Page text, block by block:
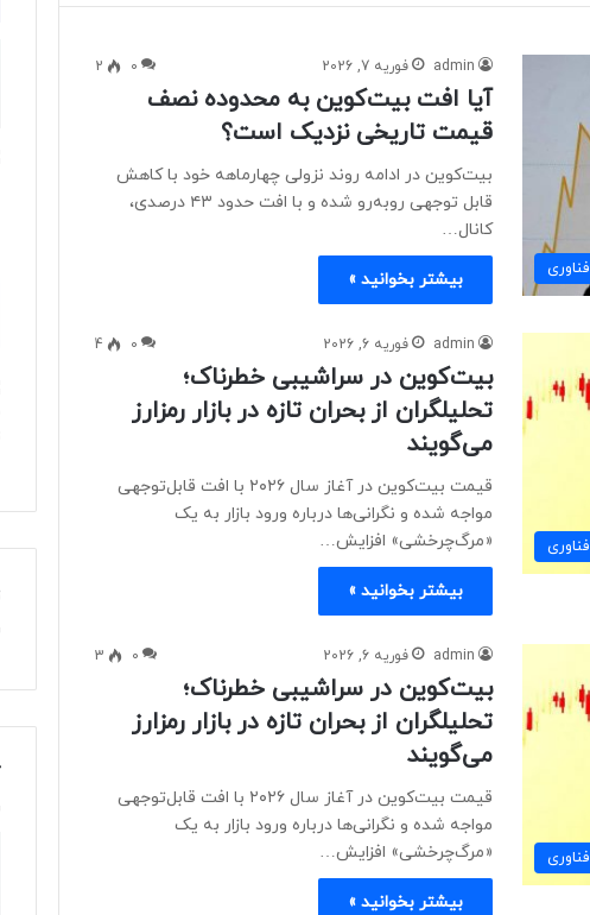
فناوری
admin فوریه 7, 2026 0
2
آیا افت بیت‌کوین به محدوده نصف
قیمت تاریخی نزدیک است؟
بیت‌کوین در ادامه روند نزولی چهارماهه خود با کاهش
قابل توجهی روبه‌رو شده و با افت حدود ۴۳ درصدی،
کانال…
بیشتر بخوانید »
فناوری
admin فوریه 6, 2026 0
4
بیت‌کوین در سراشیبی خطرناک؛
تحلیلگران از بحران تازه در بازار رمزارز
می‌گویند
قیمت بیت‌کوین در آغاز سال ۲۰۲۶ با افت قابل‌توجهی
مواجه شده و نگرانی‌ها درباره ورود بازار به یک
«مرگ‌چرخشی» افزایش…
بیشتر بخوانید »
فناوری
admin فوریه 6, 2026 0
3
بیت‌کوین در سراشیبی خطرناک؛
تحلیلگران از بحران تازه در بازار رمزارز
می‌گویند
قیمت بیت‌کوین در آغاز سال ۲۰۲۶ با افت قابل‌توجهی
مواجه شده و نگرانی‌ها درباره ورود بازار به یک
«مرگ‌چرخشی» افزایش…
بیشتر بخوانید »